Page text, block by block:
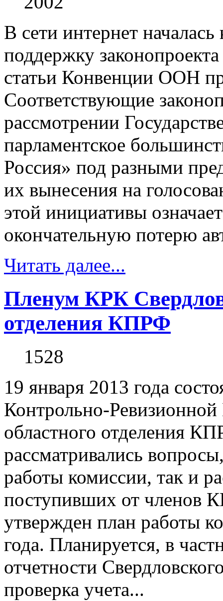
В сети интернет
поддержку
статьи Конвенции ООН
Соответствующие
рассмотрении
парламентское
Россия» под разными
их вынесения на
этой инициативы
окончательную потерю
Читать далее...
Пленум КРК
отделения КПРФ
1528
19 января 2013 года
Контрольно-
областного отделения
рассматривались
работы комиссии, так и
поступивших от членов
утвержден план работы
года. Планируется, в
отчетности
проверка учета...